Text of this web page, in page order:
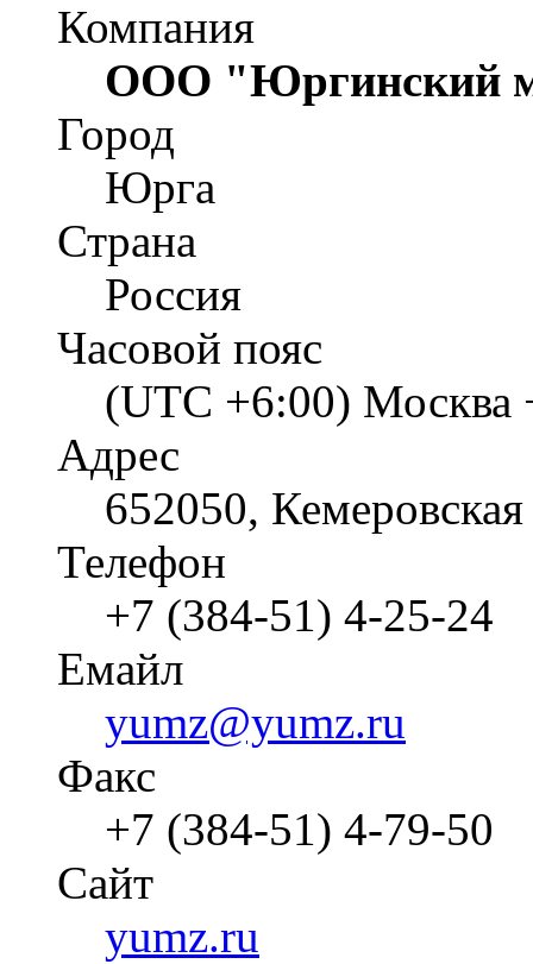
Компания
ООО "Юргинский
Город
Юрга
Страна
Россия
Часовой пояс
(UTC +6:00) Москва
Адрес
652050,
Телефон
+7 (384-51) 4-25-24
Емайл
yumz@yumz.ru
Факс
+7 (384-51) 4-79-50
Cайт
yumz.ru